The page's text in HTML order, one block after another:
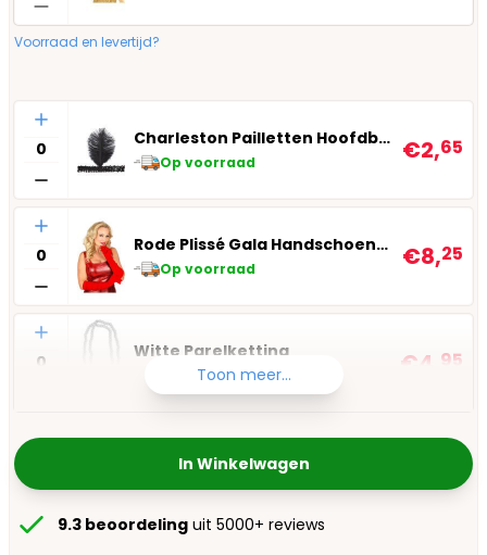
Voorraad en levertijd?
Aantal
Charleston Pailletten Hoofdband
Op voorraad €2,65
Aantal
Rode Plissé Gala Handschoenen
Op voorraad €8,25
Aantal
Witte Parelketting
Op voorraad €4, 95
Toon meer...
In Winkelwagen
9.3 beoordeling uit 5000+ reviews